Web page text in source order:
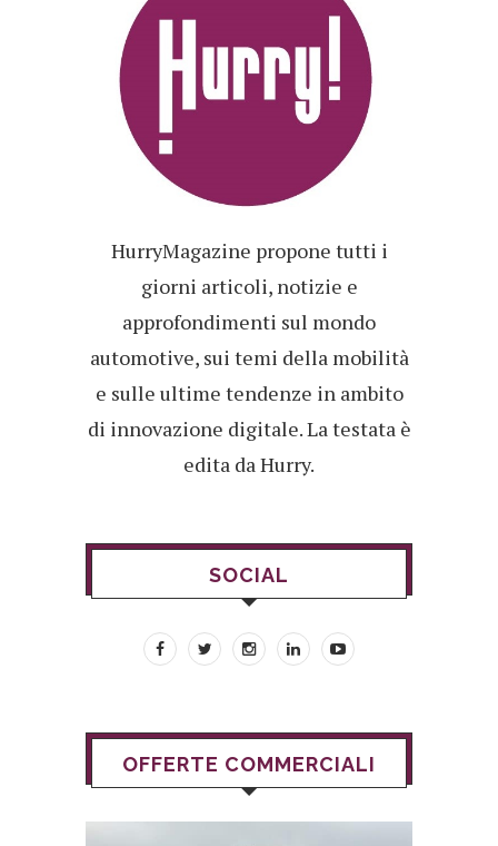
HurryMagazine propone tutti i
giorni articoli, notizie e
approfondimenti sul mondo
automotive, sui temi della mobilità
e sulle ultime tendenze in ambito
di innovazione digitale. La testata è
edita da Hurry.
SOCIAL
OFFERTE COMMERCIALI